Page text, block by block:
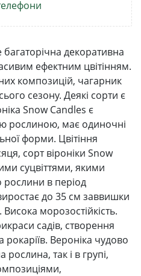
декоративна
ефектним цвітінням.
композицій, чагарник
сезону. Деякі сорти є
Snow Candles є
рослиною, має одиночні
форми. Цвітіння
сорт віроніки Snow
суцвіттями, якими
рослини в період
до 35 см заввишки
Висока морозостійкість.
садів, створення
рокаріїв. Вероніка чудово
рослина, так і в групі,